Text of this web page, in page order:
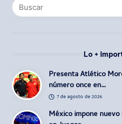
Lo +
Presenta Atlético
número once en…
7 de agosto de 2026
México impone